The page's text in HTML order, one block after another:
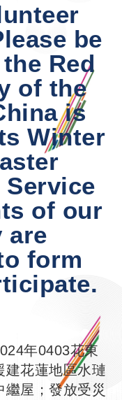
be
Red
of the
is
Winter
Service
of our
are
form
年0403花東
建花蓮地區水璉
屋；發放受災